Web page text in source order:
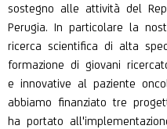
sostegno alle attività del
Perugia. In particolare la
ricerca scientifica di alta
formazione di giovani
e innovative al paziente
abbiamo finanziato tre
ha portato